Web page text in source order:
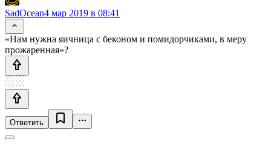
SadOcean4 мар 2019 в 08:41
«Нам нужна яичница с беконом и помидорчиками, в меру
прожаренная»?
Ответить